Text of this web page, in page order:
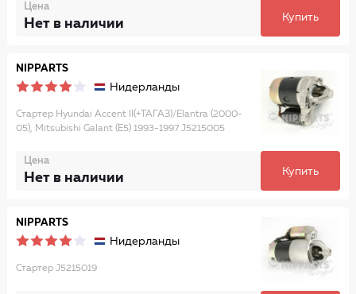
Цена
Нет в наличии Купить
NIPPARTS
Нидерланды
Стартер Hyundai Accent II(+ТАГАЗ)/Elantra (2000-
05), Mitsubishi Galant (E5) 1993-1997 J5215005
Цена
Нет в наличии Купить
NIPPARTS
Нидерланды
Стартер J5215019